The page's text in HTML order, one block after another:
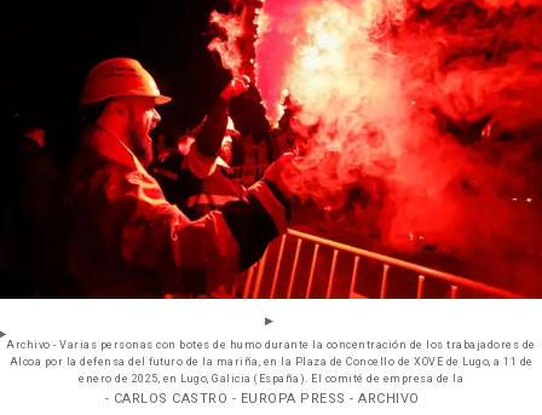
Archivo - Varias personas con botes de humo durante la concentración de los trabajadores de
Alcoa por la defensa del futuro de la mariña, en la Plaza de Concello de XOVE de Lugo, a 11 de
enero de 2025, en Lugo, Galicia (España). El comité de empresa de la
- CARLOS CASTRO - EUROPA PRESS - ARCHIVO